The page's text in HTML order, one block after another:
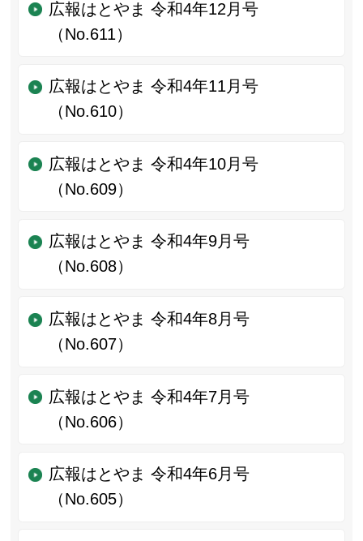
広報はとやま 令和4年12月号
（No.611）
広報はとやま 令和4年11月号
（No.610）
広報はとやま 令和4年10月号
（No.609）
広報はとやま 令和4年9月号
（No.608）
広報はとやま 令和4年8月号
（No.607）
広報はとやま 令和4年7月号
（No.606）
広報はとやま 令和4年6月号
（No.605）